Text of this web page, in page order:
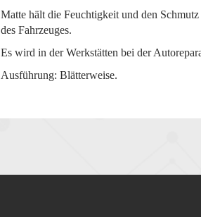
Matte hält die Feuchtigkeit und den
des Fahrzeuges.
Es wird in der Werkstätten bei der
Ausführung: Blätterweise.